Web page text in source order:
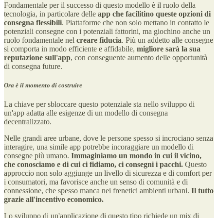
Fondamentale per il successo di questo modello è il ruolo della
tecnologia, in particolare delle app che facilitino queste opzioni di
consegna flessibili. Piattaforme che non solo mettano in contatto le
potenziali consegne con i potenziali fattorini, ma giochino anche un
ruolo fondamentale nel creare fiducia. Più un addetto alle consegne
si comporta in modo efficiente e affidabile, migliore sarà la sua
reputazione sull'app, con conseguente aumento delle opportunità
di consegna future.
Ora è il momento di costruire
La chiave per sbloccare questo potenziale sta nello sviluppo di
un'app adatta alle esigenze di un modello di consegna
decentralizzato.
Nelle grandi aree urbane, dove le persone spesso si incrociano senza
interagire, una simile app potrebbe incoraggiare un modello di
consegne più umano. Immaginiamo un mondo in cui il vicino,
che conosciamo e di cui ci fidiamo, ci consegni i pacchi. Questo
approccio non solo aggiunge un livello di sicurezza e di comfort per
i consumatori, ma favorisce anche un senso di comunità e di
connessione, che spesso manca nei frenetici ambienti urbani. Il tutto
grazie all'incentivo economico.
Lo sviluppo di un'applicazione di questo tipo richiede un mix di